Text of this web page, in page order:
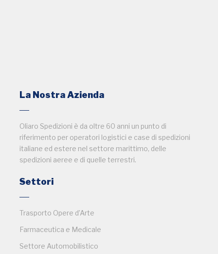
La Nostra Azienda
Oliaro Spedizioni è da oltre 60 anni un punto di
riferimento per operatori logistici e case di spedizioni
italiane ed estere nel settore marittimo, delle
spedizioni aeree e di quelle terrestri.
Settori
Trasporto Opere d’Arte
Farmaceutica e Medicale
Settore Automobilistico